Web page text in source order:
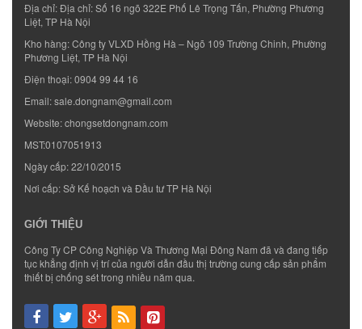
Địa chỉ: Địa chỉ: Số 16 ngõ 322E Phố Lê Trọng Tấn, Phường Phương
Liệt, TP Hà Nội
Kho hàng: Công ty VLXD Hồng Hà – Ngõ 109 Trường Chinh, Phường
Phương Liệt, TP Hà Nội
Điện thoại:0904 99 44 16
Email:sale.dongnam@gmail.com
Website:chongsetdongnam.com
MST:0107051913
Ngày cấp: 22/10/2015
Nơi cấp: Sở Kế hoạch và Đầu tư TP Hà Nội
GIỚI THIỆU
Công Ty CP Công Nghiệp Và Thương Mại Đông Nam đã và đang tiếp
tục khẳng định vị trí của người dẫn đầu thị trường cung cấp sản phẩm
thiết bị chống sét trong nhiều năm qua.